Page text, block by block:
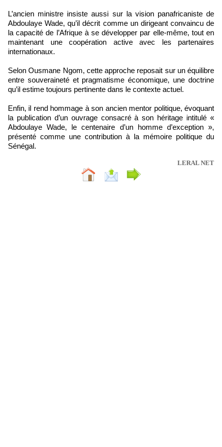
L’ancien ministre insiste aussi sur la vision panafricaniste de
Abdoulaye Wade, qu’il décrit comme un dirigeant convaincu de
la capacité de l’Afrique à se développer par elle-même, tout en
maintenant une coopération active avec les partenaires
internationaux.
Selon Ousmane Ngom, cette approche reposait sur un équilibre
entre souveraineté et pragmatisme économique, une doctrine
qu’il estime toujours pertinente dans le contexte actuel.
Enfin, il rend hommage à son ancien mentor politique, évoquant
la publication d’un ouvrage consacré à son héritage intitulé «
Abdoulaye Wade, le centenaire d’un homme d’exception »,
présenté comme une contribution à la mémoire politique du
Sénégal.
LERAL NET